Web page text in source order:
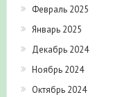
Февраль 2025
Январь 2025
Декабрь 2024
Ноябрь 2024
Октябрь 2024